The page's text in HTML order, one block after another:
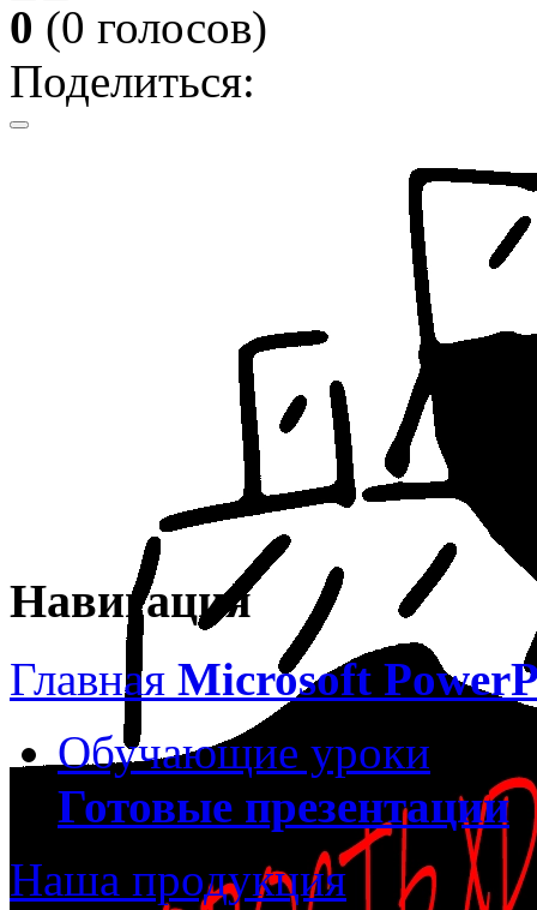
0 (0 голосов)
Поделиться:
Навигация
Главная Microsoft
Обучающие уроки
Готовые презентации
Наша продукция